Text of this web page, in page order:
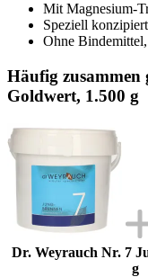
Mit Magnesium-
Speziell
Ohne
Häufig
Goldwert, 1.500 g
Dr. Weyrauch Nr. 7
g